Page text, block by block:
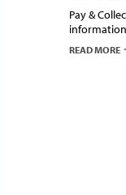
Pay &
READ MORE